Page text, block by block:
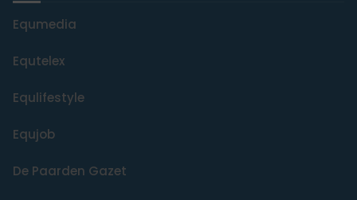
Equmedia
Equtelex
Equlifestyle
Equjob
De Paarden Gazet